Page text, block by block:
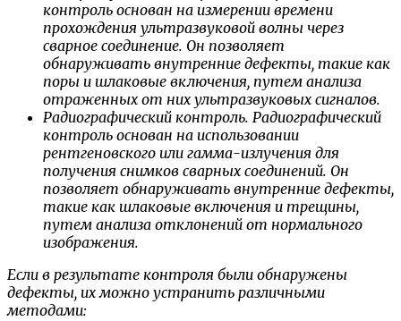
контроль основан на измерении времени
прохождения ультразвуковой волны через
сварное соединение. Он позволяет
обнаруживать внутренние дефекты, такие как
поры и шлаковые включения, путем анализа
отраженных от них ультразвуковых сигналов.
Радиографический контроль. Радиографический
контроль основан на использовании
рентгеновского или гамма-излучения для
получения снимков сварных соединений. Он
позволяет обнаруживать внутренние дефекты,
такие как шлаковые включения и трещины,
путем анализа отклонений от нормального
изображения.
Если в результате контроля были обнаружены
дефекты, их можно устранить различными
методами: